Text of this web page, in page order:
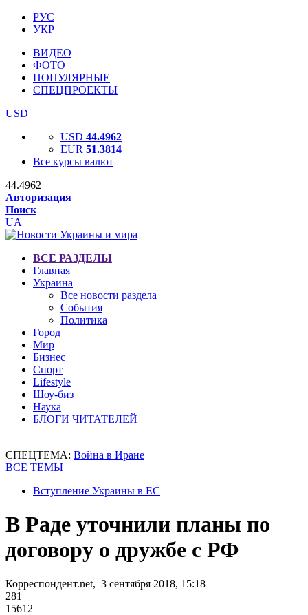
РУС
УКР
ВИДЕО
ФОТО
ПОПУЛЯРНЫЕ
СПЕЦПРОЕКТЫ
USD
USD 44.4962
EUR 51.3814
Все курсы валют
44.4962
Авторизация
Поиск
UA
ВСЕ РАЗДЕЛЫ
Главная
Украина
Все новости раздела
События
Политика
Город
Мир
Бизнес
Спорт
Lifestyle
Шоу-биз
Наука
БЛОГИ ЧИТАТЕЛЕЙ
СПЕЦТЕМА: Война в Иране
ВСЕ ТЕМЫ
Вступление Украины в ЕС
В Раде уточнили планы по
договору о дружбе с РФ
Корреспондент.net, 3 сентября 2018, 15:18
281
15612